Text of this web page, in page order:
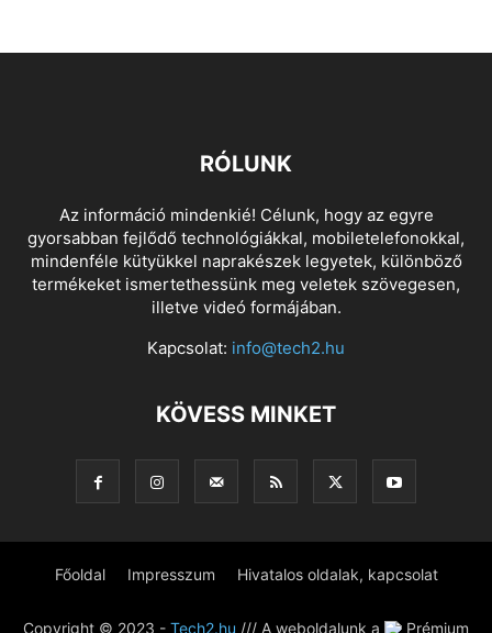
RÓLUNK
Az információ mindenkié! Célunk, hogy az egyre
gyorsabban fejlődő technológiákkal, mobiletelefonokkal,
mindenféle kütyükkel naprakészek legyetek, különböző
termékeket ismertethessünk meg veletek szövegesen,
illetve videó formájában.
Kapcsolat: info@tech2.hu
KÖVESS MINKET
Főoldal Impresszum Hivatalos oldalak, kapcsolat
Copyright © 2023 - Tech2.hu /// A weboldalunk a Prémium